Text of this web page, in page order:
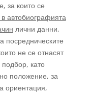
за които се
автобиографията
лични данни,
посредническите
не се отнасят
като
положение, за
ориентация,